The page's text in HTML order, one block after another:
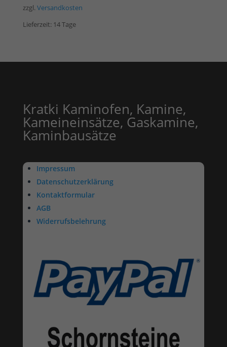
zzgl. Versandkosten
Lieferzeit: 14 Tage
Kratki Kaminofen, Kamine,
Kameineinsätze, Gaskamine,
Kaminbausätze
Impressum
Datenschutzerklärung
Kontaktformular
AGB
Widerrufsbelehrung